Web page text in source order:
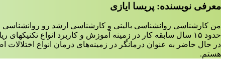
معرفی نویسنده: پریسا ایازی
من کارشناسی روانشناسی بالینی و کارشناسی ارشد رو
حدود ۱۵ سال سابقه کار در زمینه آموزش و کاربرد انواع تکنیکهای ریلکسیشن،مدیتیشن و مایندفولنس دارم.
در حال حاضر به عنوان درمانگر در زمینه‌‌های درمان انواع
هستم.